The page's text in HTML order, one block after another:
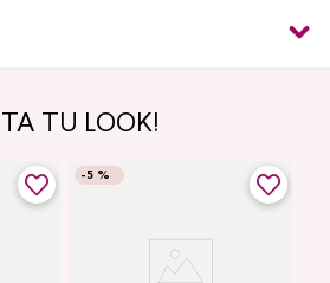
TU LOOK!
-5 %